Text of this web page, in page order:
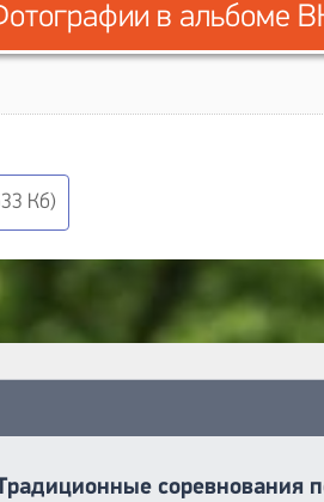
в альбоме
Кб)
соревнования